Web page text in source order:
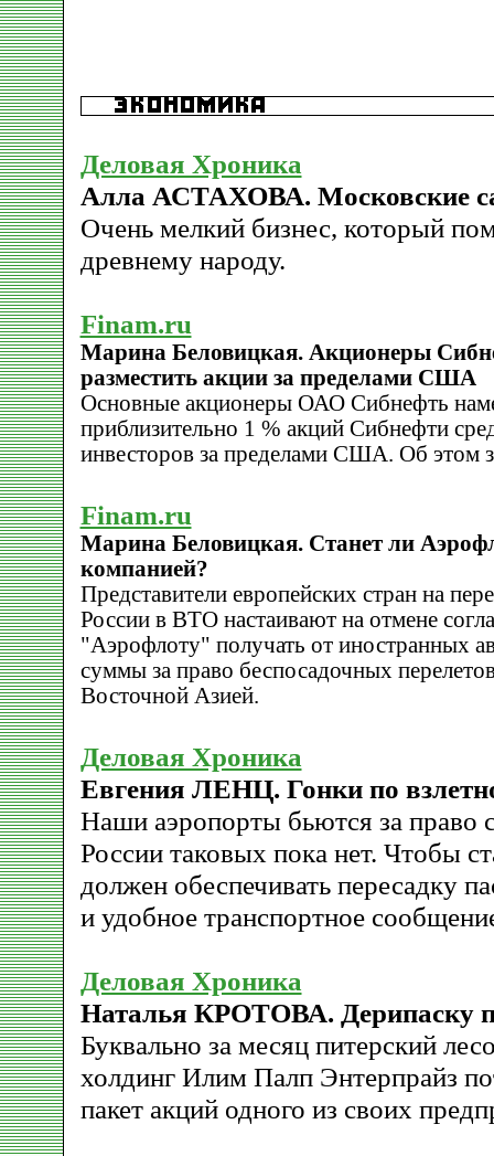
Деловая Хроника
Алла АСТАХОВА. Московские
Очень мелкий бизнес, который
древнему народу.
Finam.ru
Марина Беловицкая. Акционеры
разместить акции за пределами США
Основные акционеры ОАО Сибнефть
приблизительно 1 % акций Сибнефти
инвесторов за пределами США. Об этом
Finam.ru
Марина Беловицкая. Станет ли
компанией?
Представители европейских стран на
России в ВТО настаивают на отмене
"Аэрофлоту" получать от иностранных
суммы за право беспосадочных
Восточной Азией.
Деловая Хроника
Евгения ЛЕНЦ. Гонки по
Наши аэропорты бьются за право
России таковых пока нет. Чтобы
должен обеспечивать пересадку
и удобное транспортное
Деловая Хроника
Наталья КРОТОВА. Дерипаску
Буквально за месяц питерский
холдинг Илим Палп Энтерпрайз
пакет акций одного из своих